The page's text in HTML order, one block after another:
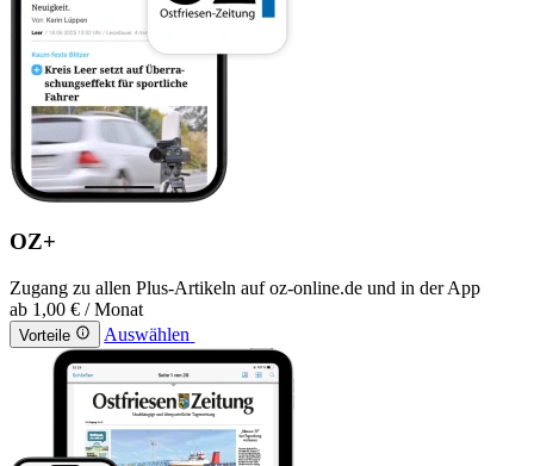
OZ+
Zugang zu allen Plus-Artikeln auf oz-online.de und in der App
ab 1,00 € / Monat
Vorteile Auswählen